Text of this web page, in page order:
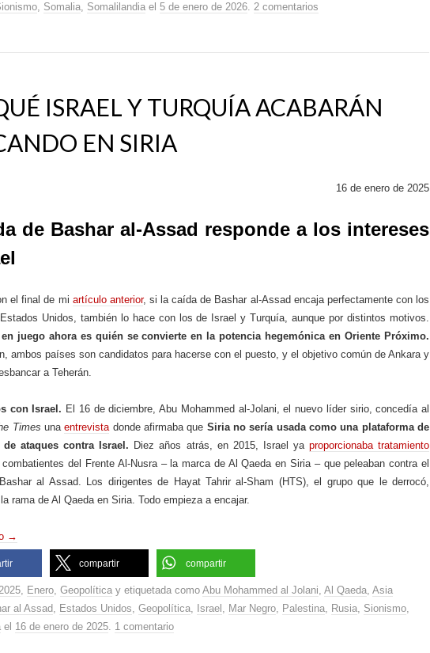
, Somalia, Somalilandia el 5 de enero de 2026. 2 comentarios
ISRAEL Y TURQUÍA ACABARÁN
EN SIRIA
16 de enero de 2025
de Bashar al-Assad responde a los intereses
el final de mi artículo anterior, si la caída de Bashar al-Assad encaja perfectamente con los
Unidos, también lo hace con los de Israel y Turquía, aunque por distintos motivos.
juego ahora es quién se convierte en la potencia hegemónica en Oriente Próximo.
ambos países son candidatos para hacerse con el puesto, y el objetivo común de Ankara y
a Teherán.
con Israel. El 16 de diciembre, Abu Mohammed al-Jolani, el nuevo líder sirio, concedía al
Times unaentrevistadonde afirmaba que Siria no sería usada como una plataforma de
de ataques contra Israel. Diez años atrás, en 2015, Israel ya proporcionaba tratamiento
del Frente Al-Nusra – la marca de Al Qaeda en Siria – que peleaban contra el
al Assad. Los dirigentes de Hayat Tahrir al-Sham (HTS), el grupo que le derrocó,
rama de Al Qaeda en Siria. Todo empieza a encajar.
→
compartir compartir
, Enero, Geopolítica y etiquetada como Abu Mohammed al Jolani, Al Qaeda, Asia
al Assad, Estados Unidos, Geopolítica, Israel , Mar Negro, Palestina, Rusia, Sionismo,
el 16 de enero de 2025. 1 comentario